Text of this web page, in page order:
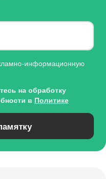
информационную
на обработку
в Политике